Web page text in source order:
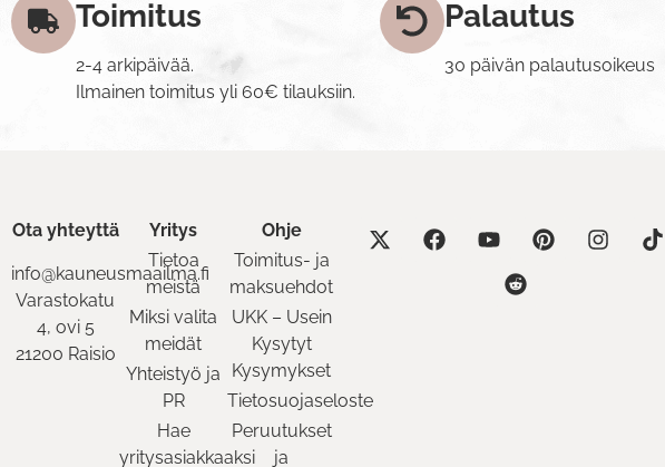
Toimitus
2-4 arkipäivää.
Ilmainen toimitus yli 60€ tilauksiin.
Palautus
30 päivän palautusoikeus
Ota yhteyttä
info@kauneusmaailma.fi
Varastokatu
4, ovi 5
21200 Raisio
Yritys
Tietoa
meistä
Miksi valita
meidät
Yhteistyö ja
PR
Hae
yritysasiakkaaksi
Ohje
Toimitus- ja
maksuehdot
UKK – Usein
Kysytyt
Kysymykset
Tietosuojaseloste
Peruutukset
ja